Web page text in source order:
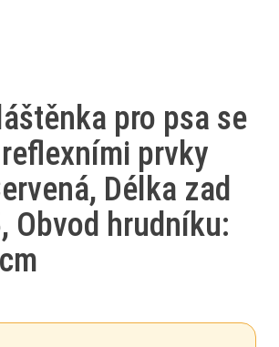
pro psa se
prvky
Délka zad
Obvod hrudníku: